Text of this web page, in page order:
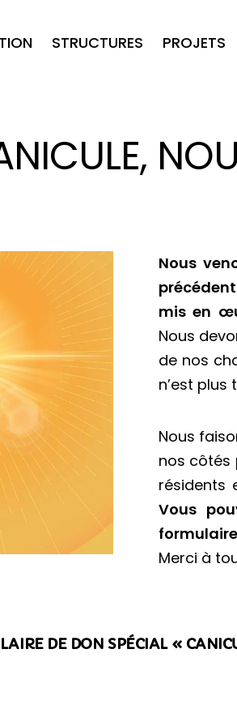
STRUCTURES PROJETS
Nous
mis en
Nous
de nos
n’est plus
Nous
nos côtés
résidents
Vous
Merci à
DE DON SPÉCIAL «